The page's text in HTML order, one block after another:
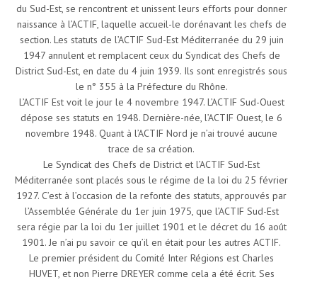
du Sud-Est, se rencontrent et unissent leurs efforts pour donner
naissance à l’ACTIF, laquelle accueil-le dorénavant les chefs de
section. Les statuts de l’ACTIF Sud-Est Méditerranée du 29 juin
1947 annulent et remplacent ceux du Syndicat des Chefs de
District Sud-Est, en date du 4 juin 1939. Ils sont enregistrés sous
le n° 355 à la Préfecture du Rhône.
L’ACTIF Est voit le jour le 4 novembre 1947. L’ACTIF Sud-Ouest
dépose ses statuts en 1948. Dernière-née, l’ACTIF Ouest, le 6
novembre 1948. Quant à l’ACTIF Nord je n’ai trouvé aucune
trace de sa création.
Le Syndicat des Chefs de District et l’ACTIF Sud-Est
Méditerranée sont placés sous le régime de la loi du 25 février
1927. C’est à l’occasion de la refonte des statuts, approuvés par
l’Assemblée Générale du 1er juin 1975, que l’ACTIF Sud-Est
sera régie par la loi du 1er juillet 1901 et le décret du 16 août
1901. Je n’ai pu savoir ce qu’il en était pour les autres ACTIF.
Le premier président du Comité Inter Régions est Charles
HUVET, et non Pierre DREYER comme cela a été écrit. Ses